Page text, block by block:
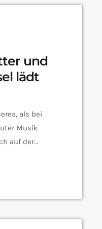
und
lädt
als bei
Musik
auf der